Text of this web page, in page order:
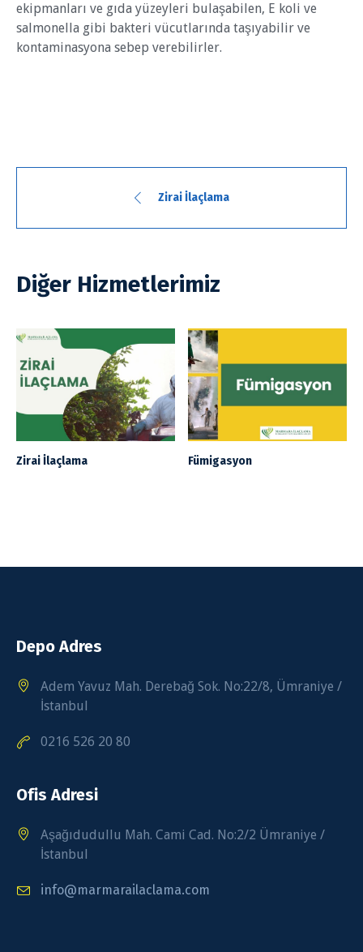
ekipmanları ve gıda yüzeyleri bulaşabilen, E koli ve
salmonella gibi bakteri vücutlarında taşıyabilir ve
kontaminasyona sebep verebilirler.
Zirai İlaçlama
Diğer Hizmetlerimiz
Zirai İlaçlama Fümigasyon
Depo Adres
Adem Yavuz Mah. Derebağ Sok. No:22/8, Ümraniye /
İstanbul
0216 526 20 80
Ofis Adresi
Aşağıdudullu Mah. Cami Cad. No:2/2 Ümraniye /
İstanbul
info@marmarailaclama.com